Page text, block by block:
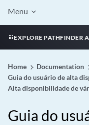
Menu
EXPLORE PATHFINDER
Home Documentation
Guia do usuário de alta
Alta disponibilidade de
Guia do